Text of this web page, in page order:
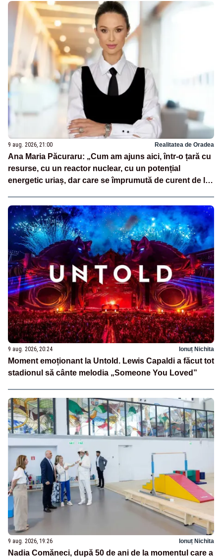
9 aug. 2026, 21:00 Realitatea de Oradea
Ana Maria Păcuraru: „Cum am ajuns aici, într-o țară cu
resurse, cu un reactor nuclear, cu un potențial
energetic uriaș, dar care se împrumută de curent de la
9 aug. 2026, 20:24 Ionuț Nichita
Moment emoționant la Untold. Lewis Capaldi a făcut tot
stadionul să cânte melodia „Someone You Loved”
9 aug. 2026, 19:26 Ionuț Nichita
Nadia Comăneci, după 50 de ani de la momentul care a